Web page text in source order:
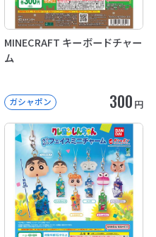
MINECRAFT キーボードチャー
ム
ガシャポン 300 円